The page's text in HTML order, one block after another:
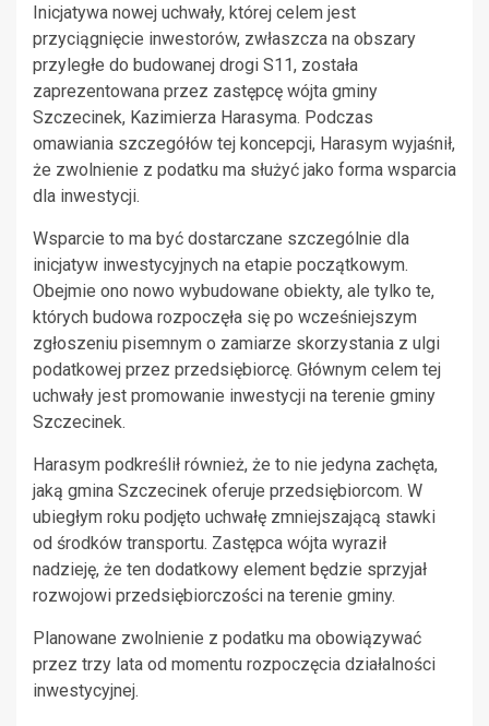
Inicjatywa nowej uchwały, której celem jest
przyciągnięcie inwestorów, zwłaszcza na obszary
przyległe do budowanej drogi S11, została
zaprezentowana przez zastępcę wójta gminy
Szczecinek, Kazimierza Harasyma. Podczas
omawiania szczegółów tej koncepcji, Harasym wyjaśnił,
że zwolnienie z podatku ma służyć jako forma wsparcia
dla inwestycji.
Wsparcie to ma być dostarczane szczególnie dla
inicjatyw inwestycyjnych na etapie początkowym.
Obejmie ono nowo wybudowane obiekty, ale tylko te,
których budowa rozpoczęła się po wcześniejszym
zgłoszeniu pisemnym o zamiarze skorzystania z ulgi
podatkowej przez przedsiębiorcę. Głównym celem tej
uchwały jest promowanie inwestycji na terenie gminy
Szczecinek.
Harasym podkreślił również, że to nie jedyna zachęta,
jaką gmina Szczecinek oferuje przedsiębiorcom. W
ubiegłym roku podjęto uchwałę zmniejszającą stawki
od środków transportu. Zastępca wójta wyraził
nadzieję, że ten dodatkowy element będzie sprzyjał
rozwojowi przedsiębiorczości na terenie gminy.
Planowane zwolnienie z podatku ma obowiązywać
przez trzy lata od momentu rozpoczęcia działalności
inwestycyjnej.